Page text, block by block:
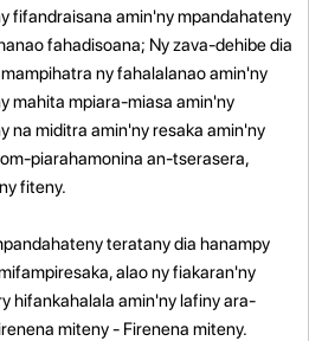
fifandraisana amin'ny mpandahateny
fahadisoana; Ny zava-dehibe dia
ny fahalalanao amin'ny
mahita mpiara-miasa amin'ny
na miditra amin'ny resaka amin'ny
piarahamonina an-tserasera,
fiteny.
teratany dia hanampy
alao ny fiakaran'ny
hifankahalala amin'ny lafiny ara-
miteny - Firenena miteny.